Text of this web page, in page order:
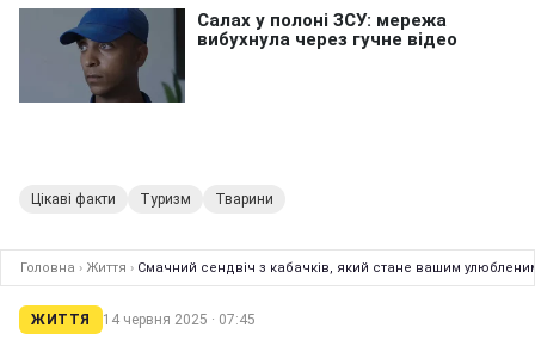
Цікаві факти Туризм Тварини
Головна › Життя › Смачний сендвіч з кабачків, який стане вашим
ЖИТТЯ 14 червня 2025 · 07:45